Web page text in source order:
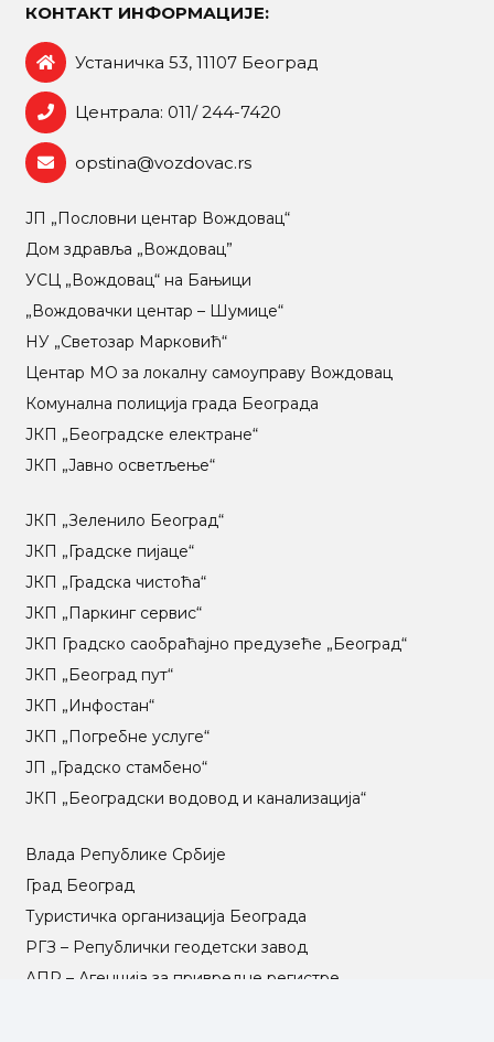
КОНТАКТ ИНФОРМАЦИЈЕ:
Устаничка 53, 11107 Београд
Централа: 011/ 244-7420
opstina@vozdovac.rs
ЈП „Пословни центар Вождовац“
Дом здравља „Вождовац”
УСЦ „Вождовац“ на Бањици
„Вождовачки центар – Шумице“
НУ „Светозар Марковић“
Центар МO за локалну самоуправу Вождовац
Комунална полиција града Београда
ЈКП „Београдске електране“
ЈКП „Јавно осветљење“
ЈКП „Зеленило Београд“
ЈКП „Градске пијаце“
ЈКП „Градска чистоћа“
ЈКП „Паркинг сервис“
ЈКП Градско саобраћајно предузеће „Београд“
ЈКП „Београд пут“
ЈКП „Инфостан“
ЈКП „Погребне услуге“
ЈП „Градско стамбено“
ЈКП „Београдски водовод и канализација“
Влада Републике Србије
Град Београд
Туристичка организација Београда
РГЗ – Републички геодетски завод
АПР – Агенција за привредне регистре